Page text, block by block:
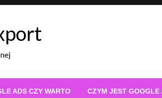
ADS CZY WARTO CZYM JEST GOOGLE